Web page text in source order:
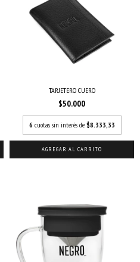
TARJETERO CUERO
$50.000
6 cuotas sin interés de $8.333,33